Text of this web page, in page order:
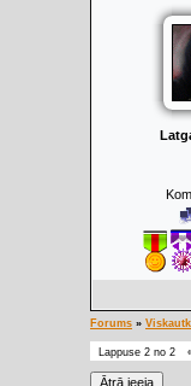
Forums »
Lappuse 2 no 2